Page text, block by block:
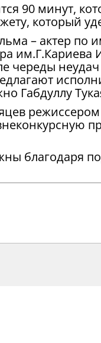
90 минут,
который
– актер по
череды
Габдуллу
благодаря